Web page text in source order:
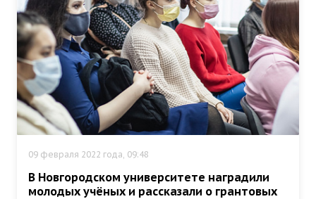
09 февраля 2022 года, 09:48
В Новгородском университете наградили
молодых учёных и рассказали о грантовых